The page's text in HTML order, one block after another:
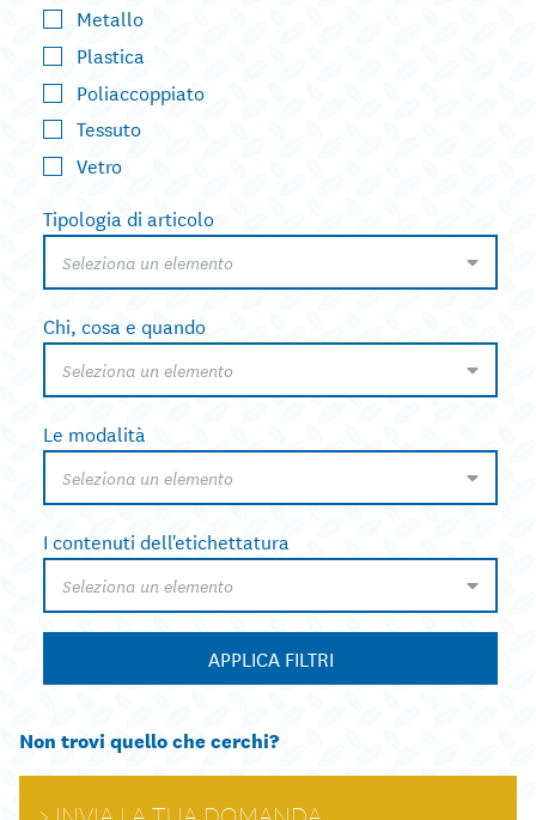
Metallo
Plastica
Poliaccoppiato
Tessuto
Vetro
Tipologia di articolo
Seleziona un elemento
Chi, cosa e quando
Seleziona un elemento
Le modalità
Seleziona un elemento
I contenuti dell'etichettatura
Seleziona un elemento
APPLICA FILTRI
Non trovi quello che cerchi?